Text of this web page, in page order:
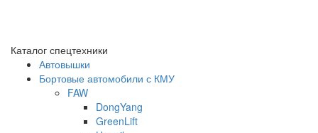
Каталог спецтехники
Автовышки
Бортовые автомобили с КМУ
FAW
DongYang
GreenLift